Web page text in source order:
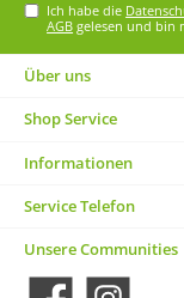
Ich habe die
AGB gelesen und bin
Über uns
Shop Service
Informationen
Service Telefon
Unsere Communities